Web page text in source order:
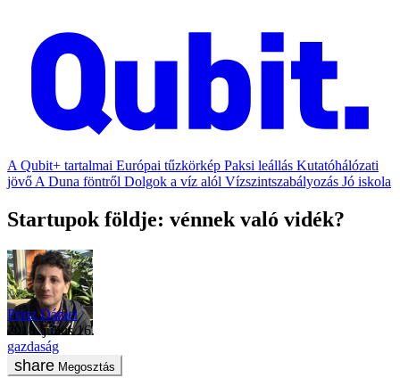
A Qubit+ tartalmai Európai tűzkörkép Paksi leállás Kutatóhálózati
jövő A Duna föntről Dolgok a víz alól Vízszintszabályozás Jó iskola
Startupok földje: vénnek való vidék?
Prinz Dániel
2018. július 16.
gazdaság
Megosztás